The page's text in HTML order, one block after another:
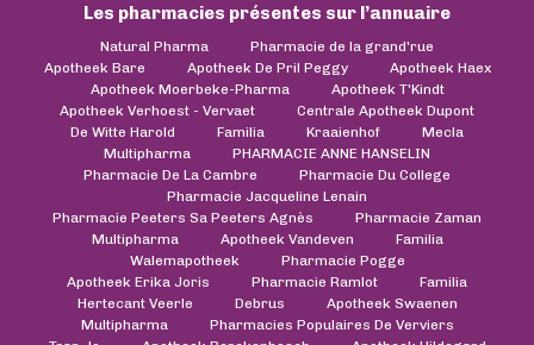
Les pharmacies présentes sur l’annuaire
Natural Pharma
Pharmacie de la grand'rue
Apotheek Bare
Apotheek De Pril Peggy
Apotheek Haex
Apotheek Moerbeke-Pharma
Apotheek T'Kindt
Apotheek Verhoest - Vervaet
Centrale Apotheek Dupont
De Witte Harold
Familia Kraaienhof
Mecla
Multipharma
PHARMACIE ANNE HANSELIN
Pharmacie De La Cambre
Pharmacie Du College
Pharmacie Jacqueline Lenain
Pharmacie Peeters Sa Peeters Agnès
Pharmacie Zaman
Multipharma
Apotheek Vandeven
Familia
Walemapotheek
Pharmacie Pogge
Apotheek Erika Joris
Pharmacie Ramlot
Familia
Hertecant Veerle
Debrus
Apotheek Swaenen
Multipharma
Pharmacies Populaires De Verviers